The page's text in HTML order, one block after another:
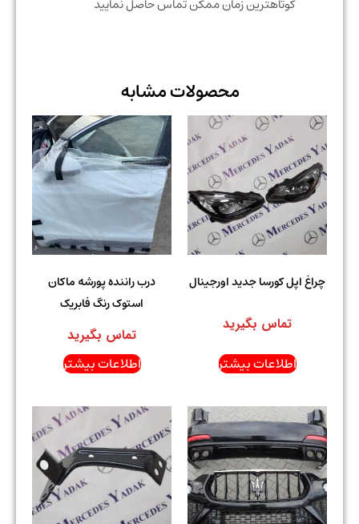
کوتاهترین زمان ممکن تماس حاصل نمایید
محصولات مشابه
چراغ اپل کورسا جدید اورجینال
تماس بگیرید
اطلاعات بیشتر
درب راننده پورشه ماکان
استوک رنگ فابریک
تماس بگیرید
اطلاعات بیشتر